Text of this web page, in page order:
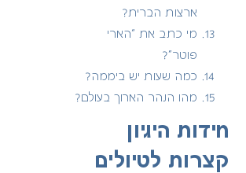
ארצות הברית?
מי כתב את “הארי
פוטר”?
כמה שעות יש ביממה?
מהו הנהר הארוך בעולם?
חידות היגיון
קצרות לטיולים